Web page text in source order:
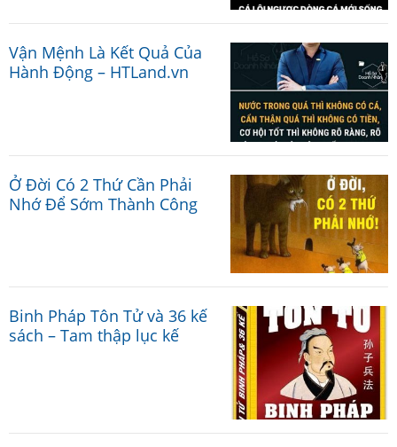
Vận Mệnh Là Kết Quả Của
Hành Động – HTLand.vn
Ở Đời Có 2 Thứ Cần Phải
Nhớ Để Sớm Thành Công
Binh Pháp Tôn Tử và 36 kế
sách – Tam thập lục kế